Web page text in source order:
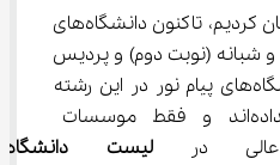
همان‌طور که پیش‌تر نیز بیان کردیم، تاکنون دانشگاه‌های
شبانه (نوبت دوم) و پردیس
خودگردان و همچنین دانشگاه‌های پیام نور در این رشته
پذیرش دانشجو انجام نداده‌اند و فقط موسسات
عالی در لیست